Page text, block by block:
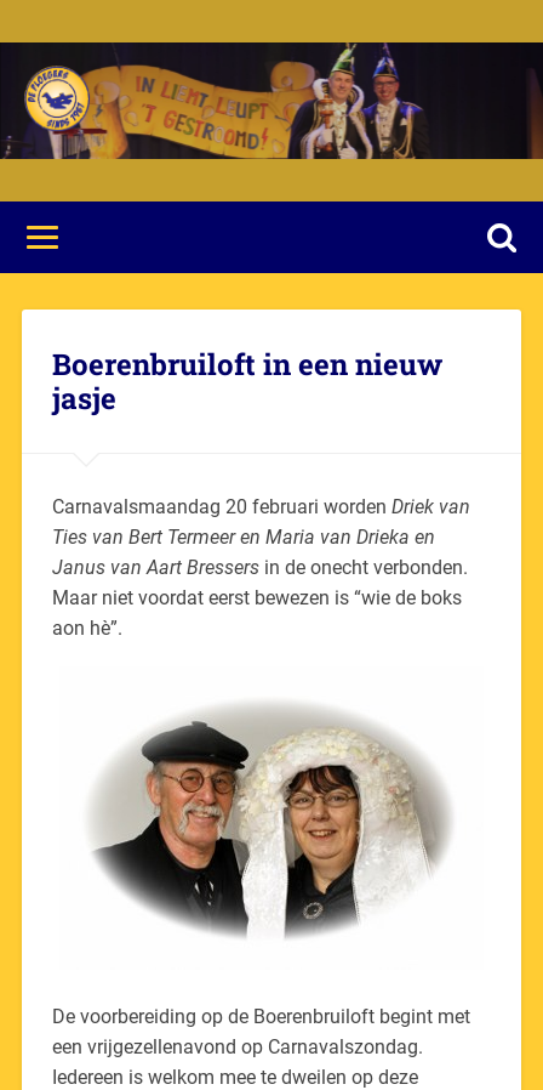
Boerenbruiloft in een nieuw
jasje
Carnavalsmaandag 20 februari worden Driek van
Ties van Bert Termeer en Maria van Drieka en
Janus van Aart Bressersin de onecht verbonden.
Maar niet voordat eerst bewezen is “wie de boks
aon hè”.
De voorbereiding op de Boerenbruiloft begint met
een vrijgezellenavond op Carnavalszondag.
Iedereen is welkom mee te dweilen op deze